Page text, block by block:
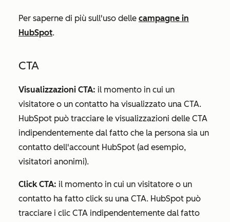
Per saperne di più sull'uso delle campagne in
HubSpot.
CTA
Visualizzazioni CTA: il momento in cui un
visitatore o un contatto ha visualizzato una CTA.
HubSpot può tracciare le visualizzazioni delle CTA
indipendentemente dal fatto che la persona sia un
contatto dell'account HubSpot (ad esempio,
visitatori anonimi).
Click CTA: il momento in cui un visitatore o un
contatto ha fatto click su una CTA. HubSpot può
tracciare i clic CTA indipendentemente dal fatto